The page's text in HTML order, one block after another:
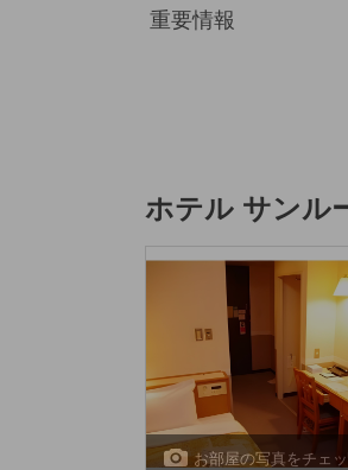
重要情報
ホテル サンル
お部屋の写真をチェ